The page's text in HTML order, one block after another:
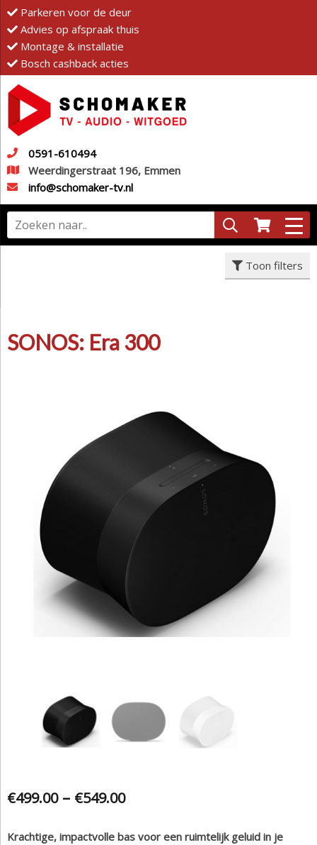
Parkeren voor de deur
Advies op afspraak thuis
Montage & installatie
Bosch cashback acties
0591-610494
Weerdingerstraat 196, Emmen
info@schomaker-tv.nl
Toon filters
SONOS: Era 300
€499.00– €549.00
Krachtige, impactvolle bas voor een ruimtelijk geluid in je